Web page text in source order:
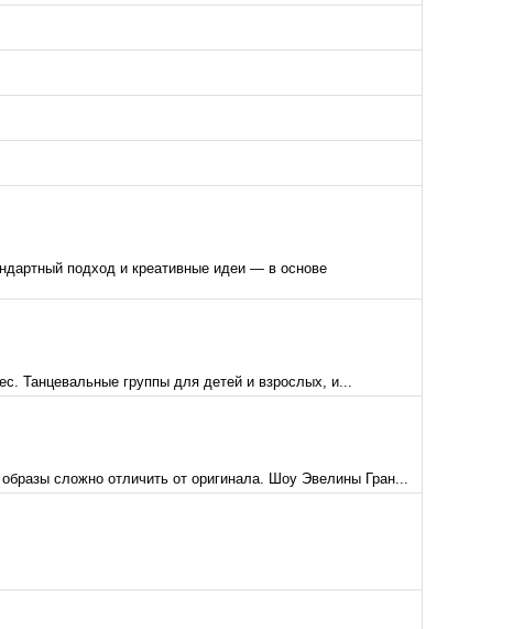
подход и креативные идеи — в основе
Танцевальные группы для детей и взрослых, и...
сложно отличить от оригинала. Шоу Эвелины Гран...